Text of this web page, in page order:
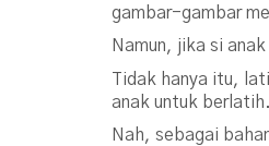
gambar-gambar
Namun, jika si
Tidak hanya itu,
anak untuk berlatih.
Nah, sebagai